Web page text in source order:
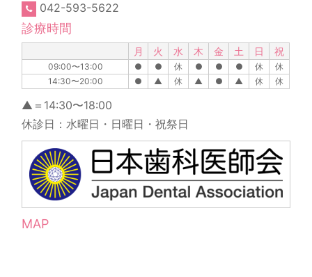
042-593-5622
診療時間
月 火 水 木 金 土 日 祝
09:00〜13:00 ● ● 休 ● ● ● 休
休
14:30〜20:00
● ▲ 休 ▲ ● ▲ 休 休
▲＝14:30〜18:00
休診日：水曜日・日曜日・祝祭日
MAP